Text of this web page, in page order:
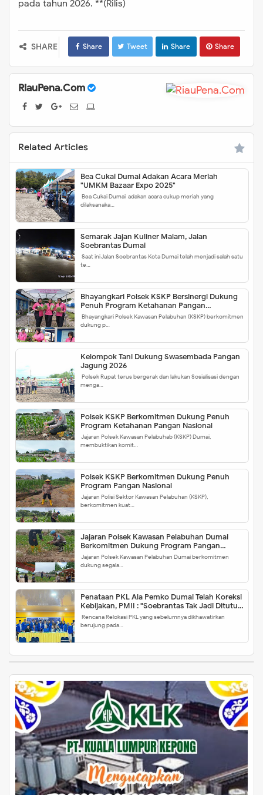
pada tahun 2026. **(Rilis)
SHARE Share Tweet Share Share
RiauPena.Com
Related Articles
Bea Cukai Dumai Adakan Acara Meriah
"UMKM Bazaar Expo 2025"
Bea Cukai Dumai adakan acara cukup meriah yang
dilaksanaka…
Semarak Jajan Kuliner Malam, Jalan
Soebrantas Dumai
Saat ini Jalan Soebrantas Kota Dumai telah menjadi salah satu
te…
Bhayangkari Polsek KSKP Bersinergi Dukung
Penuh Program Ketahanan Pangan
Pemerintah
Bhayangkari Polsek Kawasan Pelabuhan (KSKP) berkomitmen
dukung p…
Kelompok Tani Dukung Swasembada Pangan
Jagung 2026
Polsek Rupat terus bergerak dan lakukan Sosialisasi dengan
menga…
Polsek KSKP Berkomitmen Dukung Penuh
Program Ketahanan Pangan Nasional
Jajaran Polsek Kawasan Pelabuhab (KSKP) Dumai,
membuktikan komit…
Polsek KSKP Berkomitmen Dukung Penuh
Program Pangan Nasional
Jajaran Polisi Sektor Kawasan Pelabuhan (KSKP),
berkomitmen kuat…
Jajaran Polsek Kawasan Pelabuhan Dumai
Berkomitmen Dukung Program Pangan
Pemerintah, "Berbasis Hidroponik"
Jajaran Polsek Kawasan Pelabuhan Dumai berkomitmen
dukung segala…
Penataan PKL Ala Pemko Dumai Telah Koreksi
Kebijakan, PMII : "Soebrantas Tak Jadi Ditutup,
Bukti Kebijakan Awalnya Keliru"
Rencana Relokasi PKL yang sebelumnya dikhawatirkan
berujung pada…